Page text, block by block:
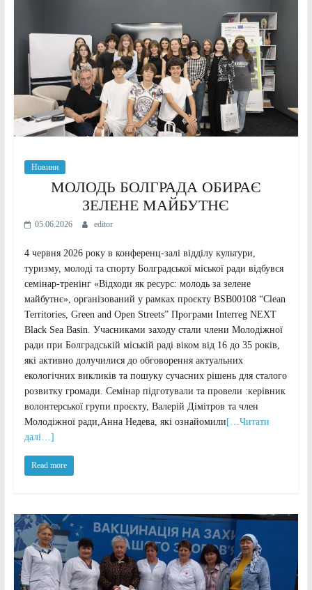
Новини
МОЛОДЬ БОЛГРАДА ОБИРАЄ
ЗЕЛЕНЕ МАЙБУТНЄ
05.06.2026 editor
4 червня 2026 року в конференц-залі відділу культури,
туризму, молоді та спорту Болградської міської ради відбувся
семінар-тренінг «Відходи як ресурс: молодь за зелене
майбутнє», організований у рамках проєкту BSB00108 “Clean
Territories, Green and Open Streets” Програми Interreg NEXT
Black Sea Basin. Учасниками заходу стали члени Молодіжної
ради при Болградській міській раді віком від 16 до 35 років,
які активно долучилися до обговорення актуальних
екологічних викликів та пошуку сучасних рішень для сталого
розвитку громади. Семінар підготували та провели :керівник
волонтерської групи проєкту, Валерій Дімітров та член
Молодіжної ради,Анна Недева, які ознайомили […Читати
далі…]
Read more